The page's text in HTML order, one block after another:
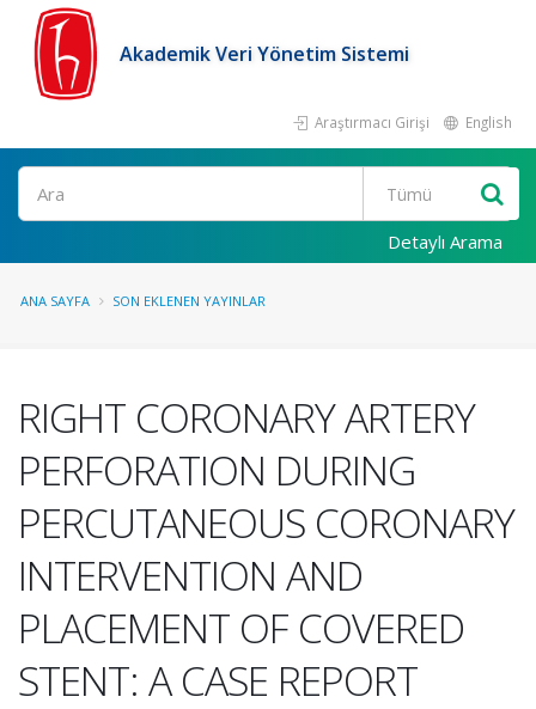
Akademik Veri Yönetim Sistemi
Araştırmacı Girişi English
Ara
Detaylı Arama
ANA SAYFA SON EKLENEN YAYINLAR
RIGHT CORONARY ARTERY
PERFORATION DURING
PERCUTANEOUS CORONARY
INTERVENTION AND
PLACEMENT OF COVERED
STENT: A CASE REPORT